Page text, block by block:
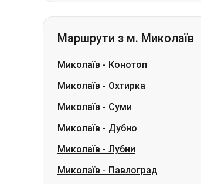
Маршрути з м. Миколаїв
Миколаїв - Конотоп
Миколаїв - Охтирка
Миколаїв - Суми
Миколаїв - Дубно
Миколаїв - Лубни
Миколаїв - Павлоград